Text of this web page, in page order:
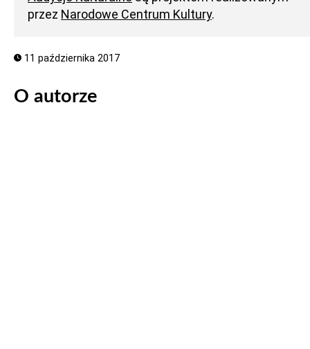
przez Narodowe Centrum Kultury.
11 października 2017
O autorze